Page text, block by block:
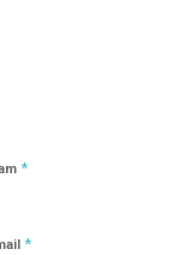
*
*